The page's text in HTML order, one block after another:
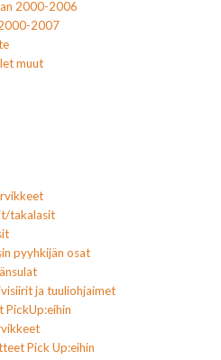
2000-2006
2007
muut
takalasit
pyyhkijän osat
ja tuuliohjaimet
PickUp:eihin
Pick Up:eihin